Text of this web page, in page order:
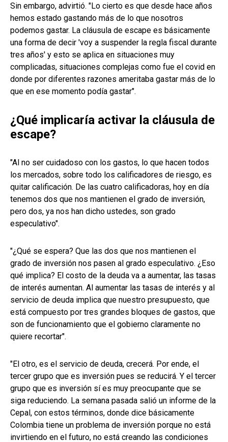
Sin embargo, advirtió. "Lo cierto es que desde hace años
hemos estado gastando más de lo que nosotros
podemos gastar. La cláusula de escape es básicamente
una forma de decir 'voy a suspender la regla fiscal durante
tres años' y esto se aplica en situaciones muy
complicadas, situaciones complejas como fue el covid en
donde por diferentes razones ameritaba gastar más de lo
que en ese momento podía gastar".
¿Qué implicaría activar la cláusula de
escape?
"Al no ser cuidadoso con los gastos, lo que hacen todos
los mercados, sobre todo los calificadores de riesgo, es
quitar calificación. De las cuatro calificadoras, hoy en día
tenemos dos que nos mantienen el grado de inversión,
pero dos, ya nos han dicho ustedes, son grado
especulativo".
"¿Qué se espera? Que las dos que nos mantienen el
grado de inversión nos pasen al grado especulativo. ¿Eso
qué implica? El costo de la deuda va a aumentar, las tasas
de interés aumentan. Al aumentar las tasas de interés y al
servicio de deuda implica que nuestro presupuesto, que
está compuesto por tres grandes bloques de gastos, que
son de funcionamiento que el gobierno claramente no
quiere recortar".
"El otro, es el servicio de deuda, crecerá. Por ende, el
tercer grupo que es inversión pues se reducirá. Y el tercer
grupo que es inversión sí es muy preocupante que se
siga reduciendo. La semana pasada salió un informe de la
Cepal, con estos términos, donde dice básicamente
Colombia tiene un problema de inversión porque no está
invirtiendo en el futuro, no está creando las condiciones